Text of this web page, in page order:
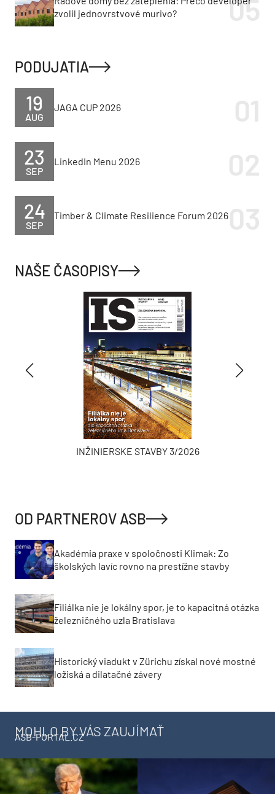
zvolil jednovrstvové murivo?
PODUJATIA
AUG
19 JAGA CUP 2026
SEP
23 LinkedIn Menu 2026
SEP
24 Timber & Climate Resilience Forum 2026
NAŠE ČASOPISY
INŽINIERSKE STAVBY 3/2026
OD PARTNEROV ASB
Akadémia praxe v spoločnosti Klimak: Zo
školských lavíc rovno na prestížne stavby
Filiálka nie je lokálny spor, je to kapacitná otázka
železničného uzla Bratislava
Historický viadukt v Zürichu získal nové mostné
ložiská a dilatačné závery
MOHLO BY VÁS ZAUJÍMAŤ
ASB-PORTAL.CZ